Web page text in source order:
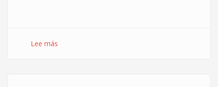
Lee más